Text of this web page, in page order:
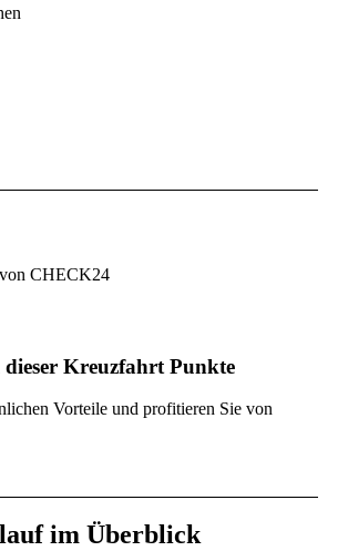
CHECK24
dieser Kreuzfahrt Punkte
Vorteile und profitieren Sie von
im Überblick